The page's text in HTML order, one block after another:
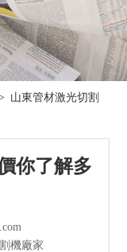
山東管材激光切割
你了解多
機廠家